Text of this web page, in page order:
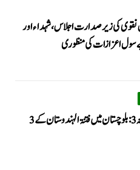
نقوی کی زیر صدارت اجلاس، شہداء اور
سول اعزازات کی منظوری
آپریشن رد الفتنہ 3: بلوچستان میں فتنۃ الہندوستان کے 3